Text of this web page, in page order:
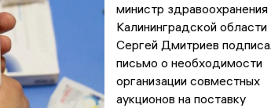
министр здравоохранения
Калининградской области
Сергей Дмитриев
письмо о необходимости
организации совместных
аукционов на поставку